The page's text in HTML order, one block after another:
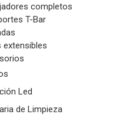
completos
T-Bar
extensibles
Led
de Limpieza